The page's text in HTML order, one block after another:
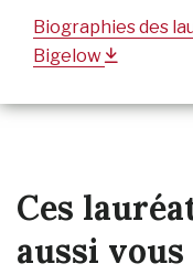
Biographies des
Bigelow
Ces
aussi